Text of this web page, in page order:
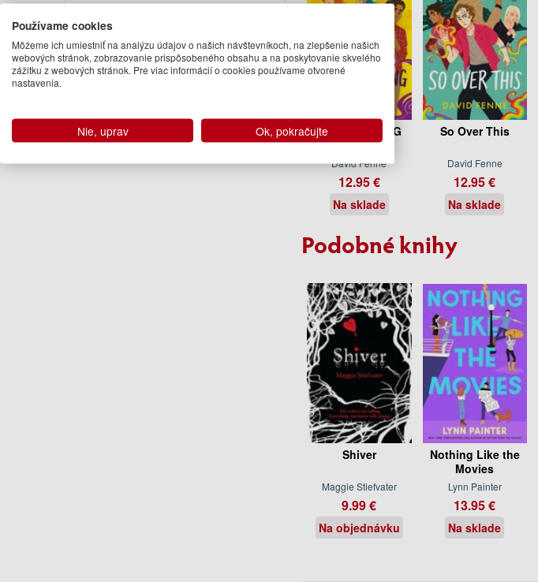
Kalendáre, diáre, pohľadnice
Turistickí sprievodcovia
OVERTHINKING
David Fenne
12.95 €
Na sklade
So Over This
David Fenne
12.95 €
Na sklade
Podobné knihy
Shiver
Maggie Stiefvater
9.99 €
Na objednávku
Nothing Like the
Movies
Lynn Painter
13.95 €
Na sklade
Používame cookies
Môžeme ich umiestniť na analýzu údajov o našich návštevníkoch, na zlepšenie našich
webových stránok, zobrazovanie prispôsobeného obsahu a na poskytovanie skvelého
zážitku z webových stránok. Pre viac informácií o cookies používame otvorené
nastavenia.
Nie, uprav Ok, pokračujte